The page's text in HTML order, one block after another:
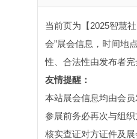
当前页为【2025智慧
会”展会信息，时间地
性、合法性由发布者完
友情提醒：
本站展会信息均由会
参展前务必再次与组
核实查证对方证件及